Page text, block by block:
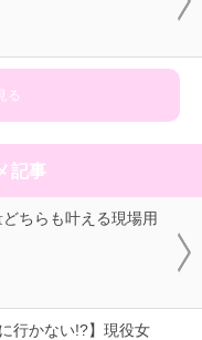
る
記事
ちらも叶える現場用
行かない!?】現役女